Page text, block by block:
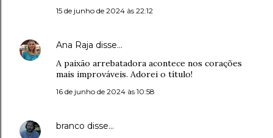
15 de junho de 2024 às 22:12
Ana Raja disse…
A paixão arrebatadora acontece nos corações
mais improváveis. Adorei o título!
16 de junho de 2024 às 10:58
branco disse…